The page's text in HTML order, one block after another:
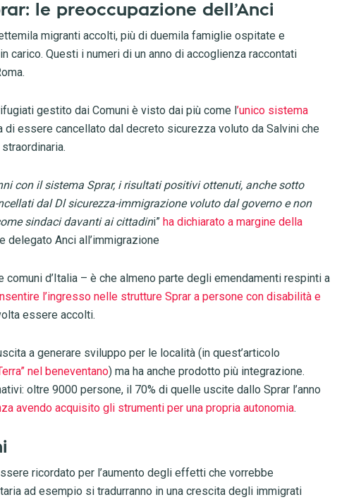
le preoccupazione dell’Anci
migranti accolti, più di duemila famiglie ospitate e
carico. Questi i numeri di un anno di accoglienza raccontati
gestito dai Comuni è visto dai più come l’unico sistema
di essere cancellato dal decreto sicurezza voluto da Salvini che
con il sistema Sprar, i risultati positivi ottenuti, anche sotto
dal Dl sicurezza-immigrazione voluto dal governo e non
sindaci davanti ai cittadini” ha dichiarato a margine della
delegato Anci all’immigrazione
d’Italia – è che almeno parte degli emendamenti respinti a
l’ingresso nelle strutture Sprar a persone con disabilità e
essere accolti.
a generare sviluppo per le località (in quest’articolo
nel beneventano) ma ha anche prodotto più integrazione.
oltre 9000 persone, il 70% di quelle uscite dallo Sprar l’anno
avendo acquisito gli strumenti per una propria autonomia.
ricordato per l’aumento degli effetti che vorrebbe
ad esempio si tradurranno in una crescita degli immigrati